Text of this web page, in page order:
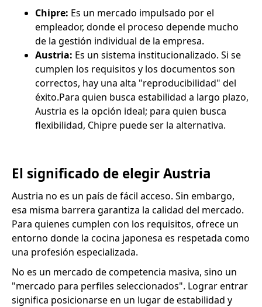
Chipre: Es un mercado impulsado por el
empleador, donde el proceso depende mucho
de la gestión individual de la empresa.
Austria: Es un sistema institucionalizado. Si se
cumplen los requisitos y los documentos son
correctos, hay una alta "reproducibilidad" del
éxito.Para quien busca estabilidad a largo plazo,
Austria es la opción ideal; para quien busca
flexibilidad, Chipre puede ser la alternativa.
El significado de elegir Austria
Austria no es un país de fácil acceso. Sin embargo,
esa misma barrera garantiza la calidad del mercado.
Para quienes cumplen con los requisitos, ofrece un
entorno donde la cocina japonesa es respetada como
una profesión especializada.
No es un mercado de competencia masiva, sino un
"mercado para perfiles seleccionados". Lograr entrar
significa posicionarse en un lugar de estabilidad y